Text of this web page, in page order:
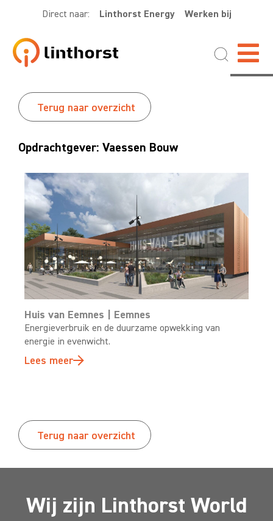
Direct naar: Linthorst Energy Werken bij
Terug naar overzicht
Opdrachtgever: Vaessen Bouw
Huis van Eemnes | Eemnes
Energieverbruik en de duurzame opwekking van
energie in evenwicht.
Lees meer
Terug naar overzicht
Wij zijn Linthorst World